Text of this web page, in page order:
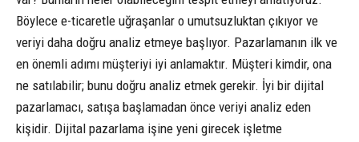
Böylece e-ticaretle uğraşanlar o umutsuzluktan çıkıyor ve
veriyi daha doğru analiz etmeye başlıyor. Pazarlamanın ilk ve
en önemli adımı müşteriyi iyi anlamaktır. Müşteri kimdir, ona
ne satılabilir; bunu doğru analiz etmek gerekir. İyi bir dijital
pazarlamacı, satışa başlamadan önce veriyi analiz eden
kişidir. Dijital pazarlama işine yeni girecek işletme